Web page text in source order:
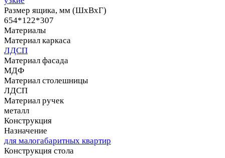
Размер ящика, мм (ШхВхГ)
654*122*307
Материалы
Материал каркаса
ЛДСП
Материал фасада
МДФ
Материал столешницы
ЛДСП
Материал ручек
металл
Конструкция
Назначение
для малогабаритных квартир
Конструкция стола